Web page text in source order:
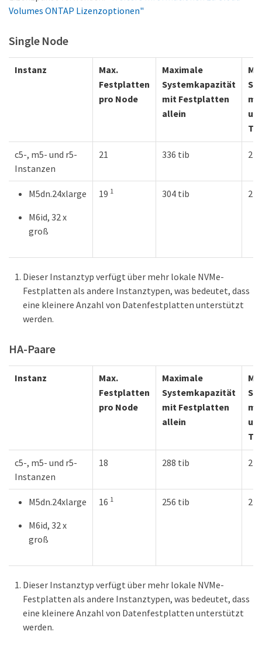
Volumes ONTAP Lizenzoptionen"
Single Node
Instanz
Max.
Festplatten
pro Node
Maximale
Systemkapazität
mit Festplatten
allein
c5-, m5- und r5-
Instanzen
21 336 tib 2
M5dn.24xlarge
M6id, 32 x
groß
19 1 304 tib 2
Dieser Instanztyp verfügt über mehr lokale NVMe-
Festplatten als andere Instanztypen, was bedeutet, dass
eine kleinere Anzahl von Datenfestplatten unterstützt
werden.
HA-Paare
Instanz
Max.
Festplatten
pro Node
Maximale
Systemkapazität
mit Festplatten
allein
c5-, m5- und r5-
Instanzen
18 288 tib 2
M5dn.24xlarge
M6id, 32 x
groß
16 1 256 tib 2
Dieser Instanztyp verfügt über mehr lokale NVMe-
Festplatten als andere Instanztypen, was bedeutet, dass
eine kleinere Anzahl von Datenfestplatten unterstützt
werden.